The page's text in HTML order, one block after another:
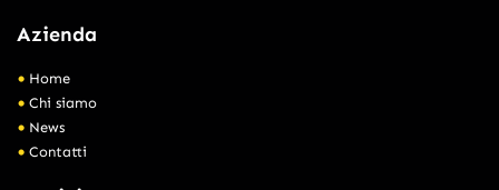
Azienda
Home
Chi siamo
News
Contatti